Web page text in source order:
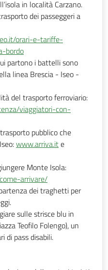
in località Carzano.
dei passeggeri a
orari-e-tariffe-
bordo
partono i battelli sono
linea Brescia - Iseo -
del trasporto ferroviario:
viaggiatori-con-
pubblico che
www.arriva.ite
Monte Isola:
arrivare/
dei traghetti per
sulle strisce blu in
Teofilo Folengo), un
di pass disabili.